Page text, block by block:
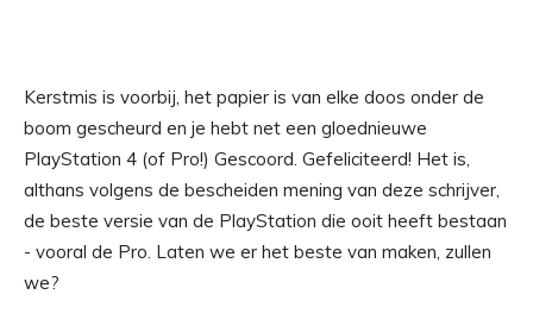
Kerstmis is voorbij, het papier is van elke doos onder de
boom gescheurd en je hebt net een gloednieuwe
PlayStation 4 (of Pro!) Gescoord. Gefeliciteerd! Het is,
althans volgens de bescheiden mening van deze schrijver,
de beste versie van de PlayStation die ooit heeft bestaan
​​- vooral de Pro. Laten we er het beste van maken, zullen
we?